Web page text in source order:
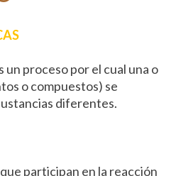
un proceso por el cual una o
o compuestos) se
diferentes.
participan en la reacción